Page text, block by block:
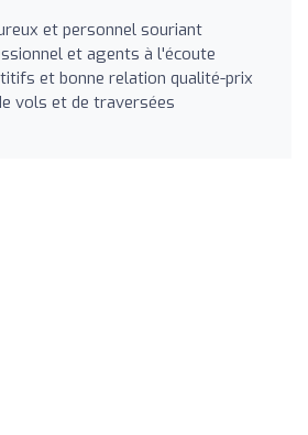
et personnel souriant
et agents à l'écoute
et bonne relation qualité-prix
vols et de traversées